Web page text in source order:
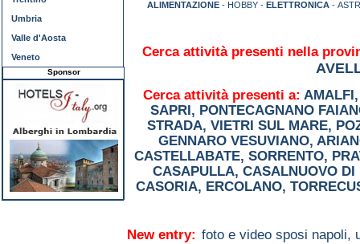
ALIMENTAZIONE - HOBBY - ELETTRONICA -
Cerca attività presenti nella
Cerca attività presenti a: AMALFI
SAPRI, PONTECAGNANO
STRADA, VIETRI SUL MARE,
GENNARO VESUVIANO,
CASTELLABATE, SORRENTO,
CASAPULLA, CASALNUOVO DI
CASORIA, ERCOLANO,
New entry: foto e video sposi napoli,
Umbria
Valle d'Aosta
Veneto
Sponsor